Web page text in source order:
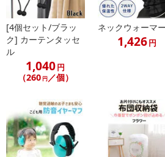
[4個セット/ブラッ
ク] カーテンタッセ
ル
1,040円
（260 円／個）
ネックウォーマー
1,426円